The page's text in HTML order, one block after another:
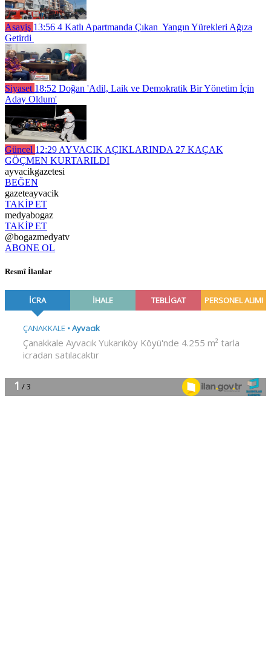
Asayiş 13:56 4 Katlı Apartmanda Çıkan Yangın Yürekleri Ağıza
Getirdi
Siyaset 18:52 Doğan 'Adil, Laik ve Demokratik Bir Yönetim İçin
Aday Oldum'
Güncel 12:29 AYVACIK AÇIKLARINDA 27 KAÇAK
GÖÇMEN KURTARILDI
ayvacikgazetesi
BEĞEN
gazeteayvacik
TAKİP ET
medyabogaz
TAKİP ET
@bogazmedyatv
ABONE OL
Resmî İlanlar